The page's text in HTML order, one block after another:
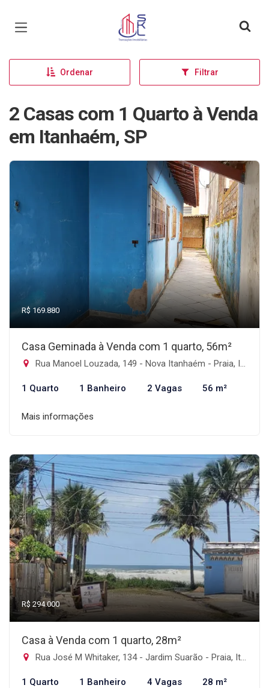
Página inicial
Ordenar Filtrar
2 Casas com 1 Quarto à Venda
em Itanhaém, SP
R$ 169.880
Casa Geminada à Venda com 1 quarto, 56m²
Rua Manoel Louzada, 149 - Nova Itanhaém - Praia, Itanhaém-SP
1 Quarto 1 Banheiro 2 Vagas 56 m²
Mais informações
R$ 294.000
Casa à Venda com 1 quarto, 28m²
Rua José M Whitaker, 134 - Jardim Suarão - Praia, Itanhaém-SP
1 Quarto 1 Banheiro 4 Vagas 28 m²